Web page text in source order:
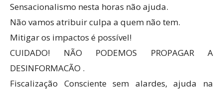
Sensacionalismo nesta horas não ajuda.
Não vamos atribuir culpa a quem não tem.
Mitigar os impactos é possível!
CUIDADO! NÃO PODEMOS PROPAGAR A
DESINFORMACÃO .
Fiscalização Consciente sem alardes, ajuda na